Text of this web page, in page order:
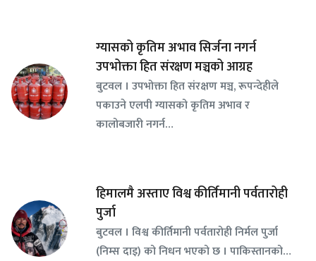
ग्यासको कृतिम अभाव सिर्जना नगर्न
उपभोक्ता हित संरक्षण मञ्चको आग्रह
बुटवल । उपभोक्ता हित संरक्षण मञ्च, रूपन्देहीले
पकाउने एलपी ग्यासको कृतिम अभाव र
कालोबजारी नगर्न…
हिमालमै अस्ताए विश्व कीर्तिमानी पर्वतारोही
पुर्जा
बुटवल । विश्व कीर्तिमानी पर्वतारोही निर्मल पुर्जा
(निम्स दाइ) को निधन भएको छ । पाकिस्तानको…